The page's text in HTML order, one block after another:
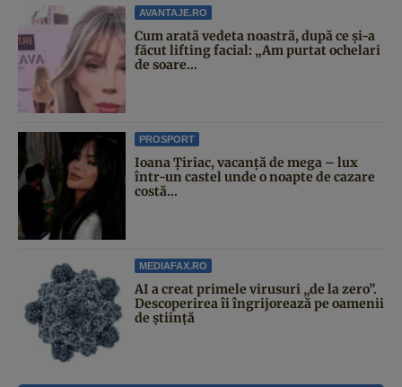
AVANTAJE.RO
Cum arată vedeta noastră, după ce și-a
făcut lifting facial: „Am purtat ochelari
de soare...
PROSPORT
Ioana Țiriac, vacanță de mega – lux
într-un castel unde o noapte de cazare
costă...
MEDIAFAX.RO
AI a creat primele virusuri „de la zero”.
Descoperirea îi îngrijorează pe oamenii
de știință